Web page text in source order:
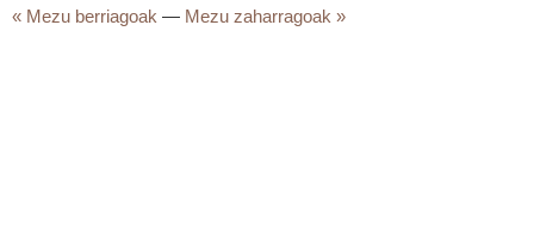
« Mezu berriagoak — Mezu zaharragoak »